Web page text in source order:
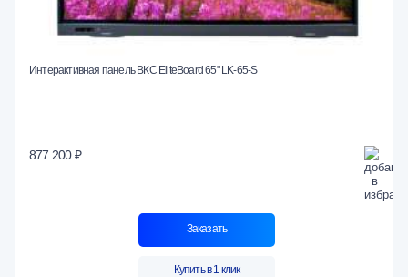
Интерактивная панель ВКС EliteBoard 65" LK-65-S
877 200 ₽
Заказать
Купить в 1 клик